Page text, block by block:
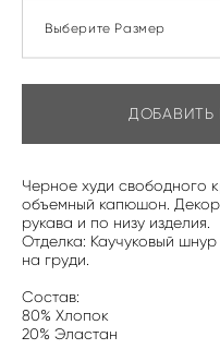
Выберите Размер
ДОБАВИТЬ
Черное худи свободного
объемный капюшон.
рукава и по низу изделия.
Отделка: Каучуковый
на груди.
Состав:
80% Хлопок
20% Эластан